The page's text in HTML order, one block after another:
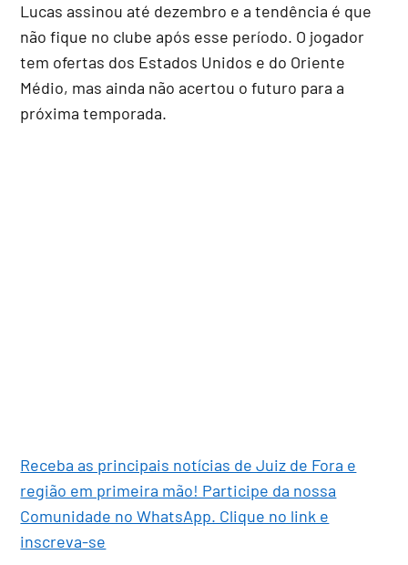
Lucas assinou até dezembro e a tendência é que
não fique no clube após esse período. O jogador
tem ofertas dos Estados Unidos e do Oriente
Médio, mas ainda não acertou o futuro para a
próxima temporada.
Receba as principais notícias de Juiz de Fora e
região em primeira mão! Participe da nossa
Comunidade no WhatsApp. Clique no link e
inscreva-se